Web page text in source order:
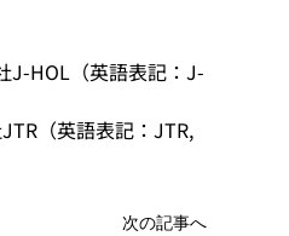
次の記事へ
J-HOL（英語表記：J-
（英語表記：JTR,